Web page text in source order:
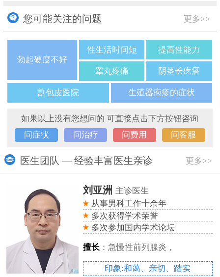
您可能关注的问题 更多>>
勃起硬度不好
性生活时间短 提高性能力
睾丸疼痛 阴茎长疙瘩
割包皮医院 生殖器疱疹的症状
如果以上没有您想问的 可直接点击下方按钮咨询
问症状
问治疗 问费用 问客服
医生团队 — 经验丰富医生亲诊 更多>>
刘亚洲 主诊医生
从事男科工作十余年
多次获得学术荣誉
多次参加国内学术论坛
擅长：急慢性前列腺炎，
印象:和蔼、亲切、踏实